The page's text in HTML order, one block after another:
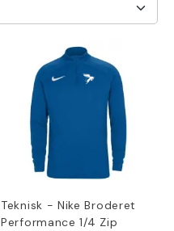
Teknisk - Nike Broderet
Performance 1/4 Zip